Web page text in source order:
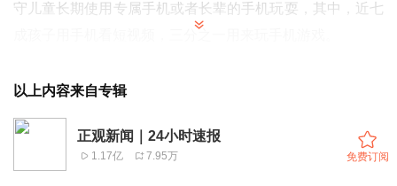
守儿童长期使用专属手机或者长辈的手机玩耍，其中，近七
夸张的话，那么乡村一些少年儿童“熬夜玩手机，玩通宵”“走
到哪里都在玩”“边吃边继续打游戏”“不少男学生扎堆儿成群
玩手游”“男生们聚在一起最喜欢讨论的也是手机游戏”等，则
绝非捕风捉影。只要我们到乡村走一趟，抑或向乡亲了解一
以上内容来自专辑
正观新闻｜24小时速报
1.17亿 7.95万 免费订阅